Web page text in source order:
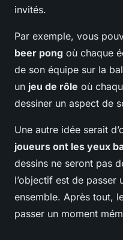
invités.
Par exemple, vous
beer pong où chaque
de son équipe sur la
un jeu de rôle où
dessiner un aspect de
Une autre idée serait
joueurs ont les yeux
dessins ne seront pas
l’objectif est de passer
ensemble. Après tout,
passer un moment